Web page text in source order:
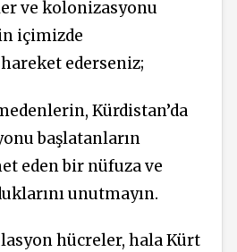
ve kolonizasyonu
içimizde
ederseniz;
Kürdistan’da
başlatanların
eden bir nüfuza ve
unutmayın.
hücreler, hala Kürt